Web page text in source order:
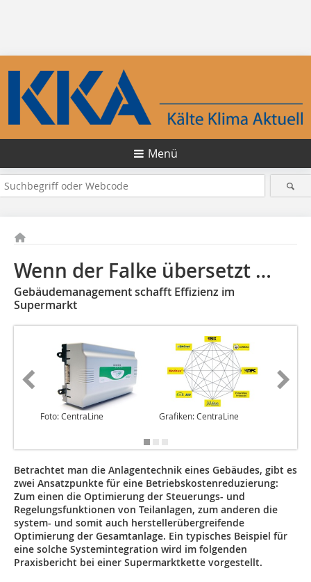
Menü
Wenn der Falke übersetzt …
Gebäudemanagement schafft Effizienz im
Supermarkt
Foto: CentraLine Grafiken: CentraLine
Betrachtet man die Anlagentechnik eines Gebäudes, gibt es
zwei Ansatzpunkte für eine Betriebskostenreduzierung:
Zum einen die Optimierung der Steuerungs- und
Regelungsfunktionen von Teilanlagen, zum anderen die
system- und somit auch herstellerübergreifende
Optimierung der Gesamtanlage. Ein typisches Beispiel für
eine solche Systemintegration wird im folgenden
Praxisbericht bei einer Supermarktkette vorgestellt.